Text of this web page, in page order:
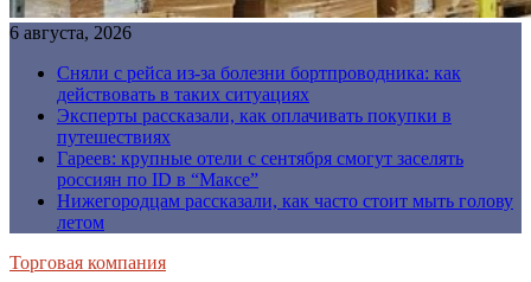
6 августа, 2026
Сняли с рейса из-за болезни бортпроводника: как
действовать в таких ситуациях
Эксперты рассказали, как оплачивать покупки в
путешествиях
Гареев: крупные отели с сентября смогут заселять
россиян по ID в “Максе”
Нижегородцам рассказали, как часто стоит мыть голову
летом
Торговая компания